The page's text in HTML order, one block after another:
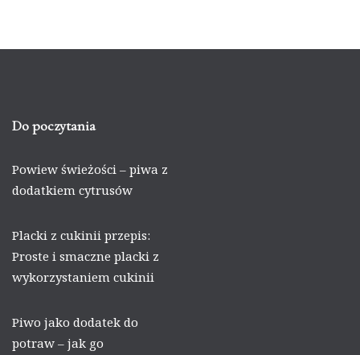
Do poczytania
Powiew świeżości – piwa z
dodatkiem cytrusów
Placki z cukinii przepis:
Proste i smaczne placki z
wykorzystaniem cukinii
Piwo jako dodatek do
potraw – jak go